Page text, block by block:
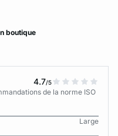
boutique
4.7/5
de la norme ISO
Large